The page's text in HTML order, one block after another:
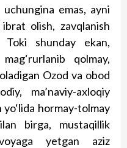
uchungina emas, ayni
ibrat olish, zavqlanish
Toki shunday ekan,
qolmay,
Ozod va obod
ma’naviy-axloqiy
hormay-tolmay
birga, mustaqillik
yetgan aziz